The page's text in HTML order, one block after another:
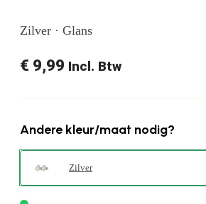
Zilver · Glans
€ 9,99 Incl. Btw
Andere kleur/maat nodig?
Zilver